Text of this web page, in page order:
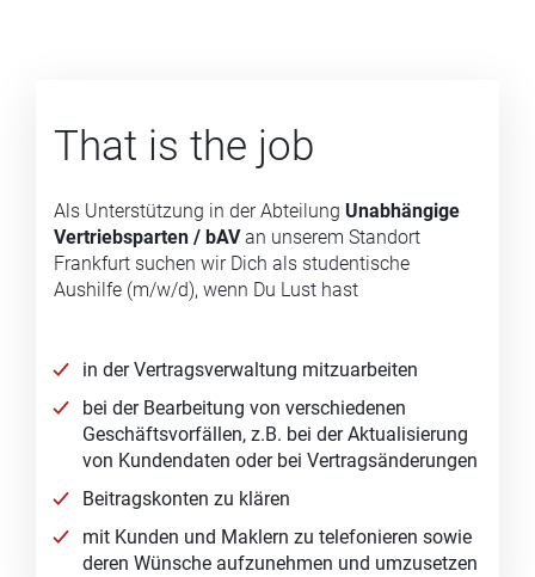
That is the job
Als Unterstützung in der Abteilung Unabhängige
Vertriebsparten / bAVan unserem Standort
Frankfurt suchen wir Dich als studentische
Aushilfe (m/w/d), wenn Du Lust hast
in der Vertragsverwaltung mitzuarbeiten
bei der Bearbeitung von verschiedenen
Geschäftsvorfällen, z.B. bei der Aktualisierung
von Kundendaten oder bei Vertragsänderungen
Beitragskonten zu klären
mit Kunden und Maklern zu telefonieren sowie
deren Wünsche aufzunehmen und umzusetzen